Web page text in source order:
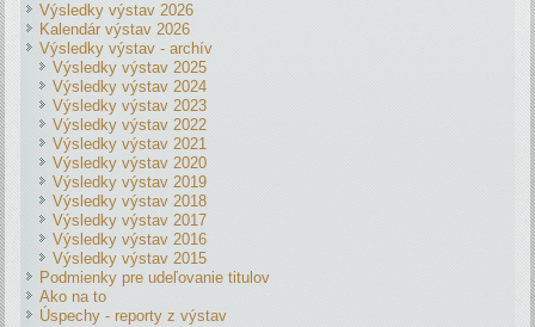
Výsledky výstav 2026
Kalendár výstav 2026
Výsledky výstav - archív
Výsledky výstav 2025
Výsledky výstav 2024
Výsledky výstav 2023
Výsledky výstav 2022
Výsledky výstav 2021
Výsledky výstav 2020
Výsledky výstav 2019
Výsledky výstav 2018
Výsledky výstav 2017
Výsledky výstav 2016
Výsledky výstav 2015
Podmienky pre udeľovanie titulov
Ako na to
Úspechy - reporty z výstav